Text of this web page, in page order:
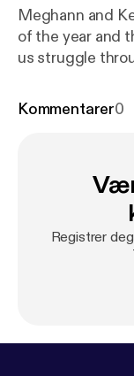
Meghann and
of the year and
us struggle
because our
Kelsey's own
televisions and
until
sports!
Kommentarer0
Registrer